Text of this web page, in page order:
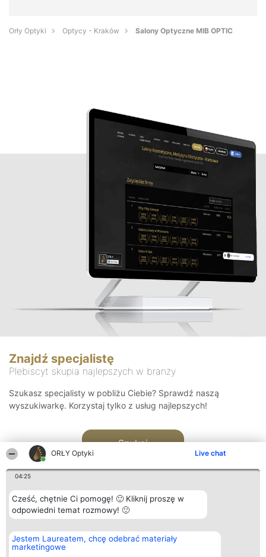
ORŁY Optyki Live chat
04:25
Cześć, chętnie Ci pomogę! 🙂 Kliknij proszę w
odpowiedni temat rozmowy! 🙂
Jestem Laureatem, chcę odebrać materiały
marketingowe
Orły Optyki Optycy - Kraków Salony Optyczne MIB OPTIC
Znajdź specjalistę
Plebiscyt skupia najlepszych w branży
Szukasz specjalisty w pobliżu Ciebie? Sprawdź naszą
wyszukiwarkę. Korzystaj tylko z usług najlepszych!
Szukaj
Organizator plebiscytu
Bright Side Solutions sp. z o.
o. sp. k.
Plebiscyt
Laureaci
Kontakt
Kontakt